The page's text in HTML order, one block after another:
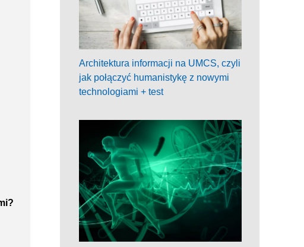
Architektura informacji na UMCS, czyli
jak połączyć humanistykę z nowymi
technologiami + test